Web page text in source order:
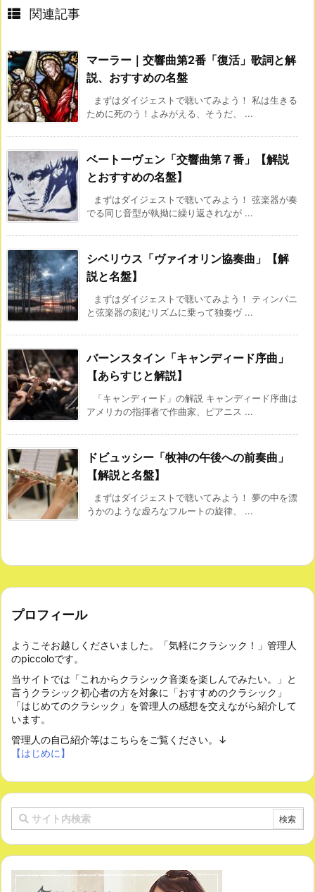
関連記事
マーラー｜交響曲第2番「復活」歌詞と解
説、おすすめの名盤
まずはダイジェストで聴いてみよう！ 私は生きる
ために死のう！よみがえる、そうだ、 ...
ベートーヴェン「交響曲第７番」【解説
とおすすめの名盤】
まずはダイジェストで聴いてみよう！ 弦楽器が奏
でる同じ音型が執拗に繰り返されなが ...
シベリウス「ヴァイオリン協奏曲」【解
説と名盤】
まずはダイジェストで聴いてみよう！ ティンパニ
と弦楽器の刻むリズムに乗って独奏ヴ ...
バーンスタイン「キャンディード序曲」
【あらすじと解説】
「キャンディード」の解説 キャンディード序曲は
アメリカの指揮者で作曲家、ピアニス ...
ドビュッシー「牧神の午後への前奏曲」
【解説と名盤】
まずはダイジェストで聴いてみよう！ 夢の中を漂
うかのような虚ろなフルートの旋律、 ...
プロフィール
ようこそお越しくださいました。「気軽にクラシック！」管理人
のpiccoloです。
当サイトでは「これからクラシック音楽を楽しんでみたい。」と
言うクラシック初心者の方を対象に「おすすめのクラシック」
「はじめてのクラシック」を管理人の感想を交えながら紹介して
います。
管理人の自己紹介等はこちらをご覧ください。↓
【はじめに】